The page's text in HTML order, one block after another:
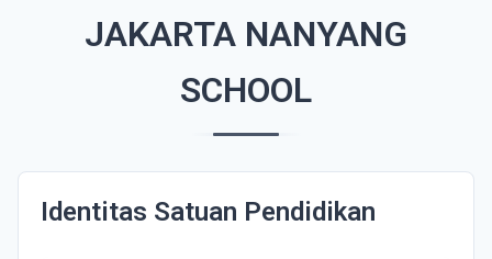
JAKARTA NANYANG
SCHOOL
Identitas Satuan Pendidikan